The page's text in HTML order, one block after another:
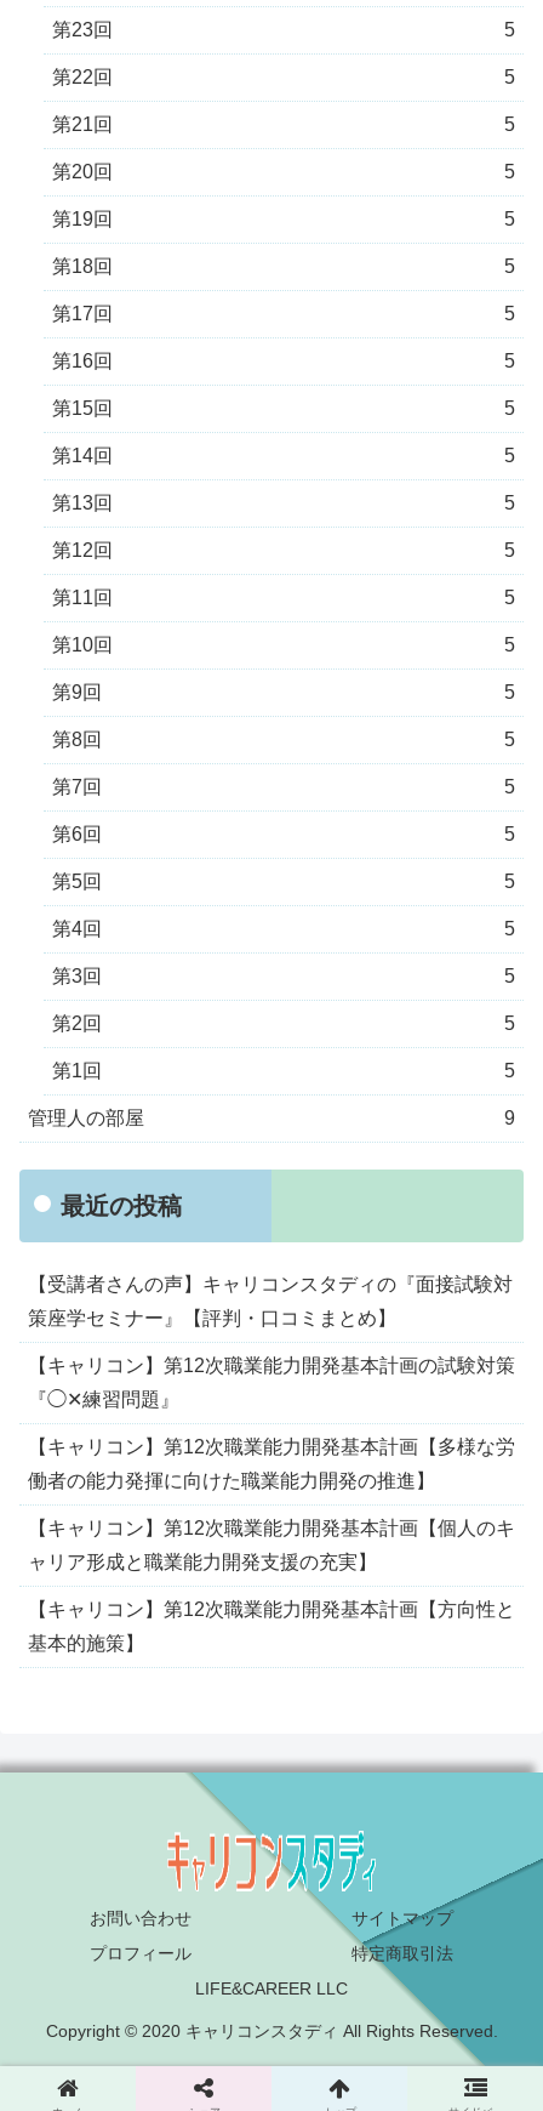
第23回 5
第22回 5
第21回 5
第20回 5
第19回 5
第18回 5
第17回 5
第16回 5
第15回 5
第14回 5
第13回 5
第12回 5
第11回 5
第10回 5
第9回 5
第8回 5
第7回 5
第6回 5
第5回 5
第4回 5
第3回 5
第2回 5
第1回 5
管理人の部屋 9
最近の投稿
【受講者さんの声】キャリコンスタディの『面接試験対
策座学セミナー』【評判・口コミまとめ】
【キャリコン】第12次職業能力開発基本計画の試験対策
『◯✕練習問題』
【キャリコン】第12次職業能力開発基本計画【多様な労
働者の能力発揮に向けた職業能力開発の推進】
【キャリコン】第12次職業能力開発基本計画【個人のキ
ャリア形成と職業能力開発支援の充実】
【キャリコン】第12次職業能力開発基本計画【方向性と
基本的施策】
お問い合わせ
サイトマップ
プロフィール
特定商取引法
LIFE&CAREER LLC
Copyright © 2020 キャリコンスタディ All Rights Reserved.